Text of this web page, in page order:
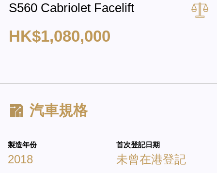
S560 Cabriolet Facelift
HK$1,080,000
汽車規格
製造年份
2018
首次登記日期
未曾在港登記